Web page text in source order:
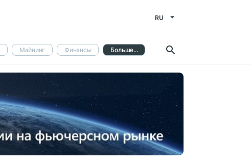
RU
Майнинг Финансы Больше...